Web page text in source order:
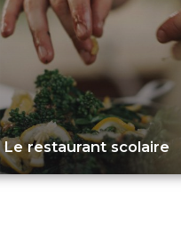
Le restaurant scolaire